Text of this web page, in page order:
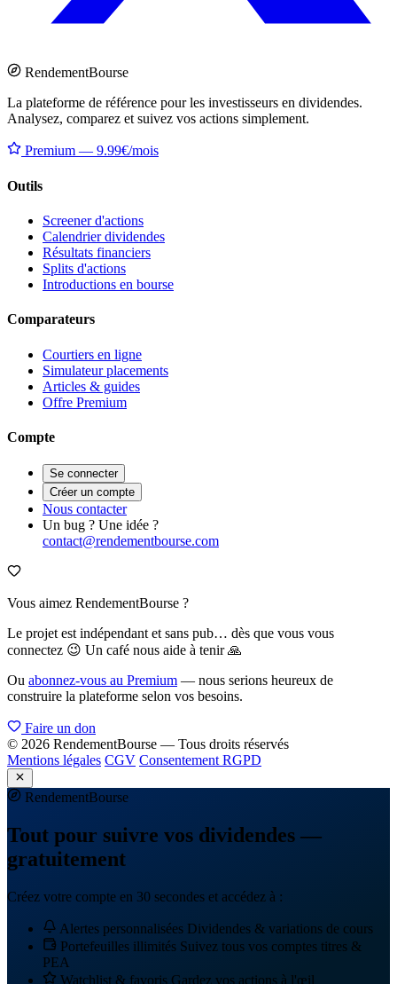
RendementBourse
La plateforme de référence pour les investisseurs en dividendes.
Analysez, comparez et suivez vos actions simplement.
Premium — 9.99€/mois
Outils
Screener d'actions
Calendrier dividendes
Résultats financiers
Splits d'actions
Introductions en bourse
Comparateurs
Courtiers en ligne
Simulateur placements
Articles & guides
Offre Premium
Compte
Se connecter
Créer un compte
Nous contacter
Un bug ? Une idée ?
contact@rendementbourse.com
Vous aimez RendementBourse ?
Le projet est indépendant et sans pub… dès que vous vous
connectez 😉 Un café nous aide à tenir 🙏
Ou abonnez-vous au Premium — nous serions heureux de
construire la plateforme selon vos besoins.
Faire un don
© 2026 RendementBourse — Tous droits réservés
Mentions légales CGV Consentement RGPD
RendementBourse
Tout pour suivre vos dividendes —
gratuitement
Créez votre compte en 30 secondes et accédez à :
Alertes personnalisées Dividendes & variations de cours
Portefeuilles illimités Suivez tous vos comptes titres &
PEA
Watchlist & favoris Gardez vos actions à l'œil